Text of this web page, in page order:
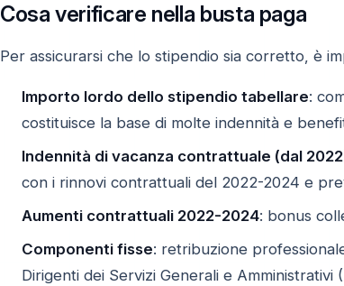
Cosa verificare nella busta paga
Per assicurarsi che lo stipendio sia corretto, è
Importo lordo dello stipendio tabellare:
costituisce la base di molte indennità e
Indennità di vacanza contrattuale (dal
con i rinnovi contrattuali del 2022-2024 e
Aumenti contrattuali 2022-2024: bonus
Componenti fisse: retribuzione
Dirigenti dei Servizi Generali e Amministrativi